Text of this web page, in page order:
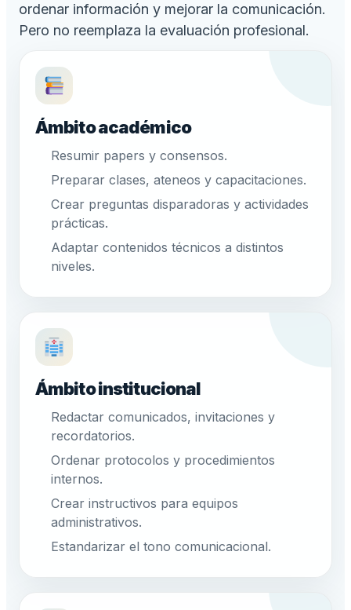
ordenar información y mejorar la comunicación.
Pero no reemplaza la evaluación profesional.
Ámbito académico
Resumir papers y consensos.
Preparar clases, ateneos y capacitaciones.
Crear preguntas disparadoras y actividades
prácticas.
Adaptar contenidos técnicos a distintos
niveles.
Ámbito institucional
Redactar comunicados, invitaciones y
recordatorios.
Ordenar protocolos y procedimientos
internos.
Crear instructivos para equipos
administrativos.
Estandarizar el tono comunicacional.